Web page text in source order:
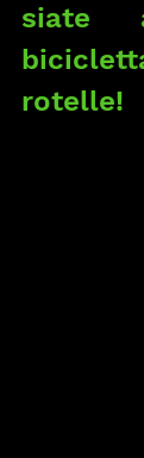
siate
rotelle!